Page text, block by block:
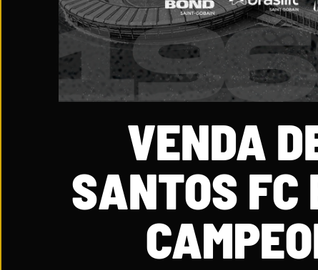
VENDA
SANTOS FC